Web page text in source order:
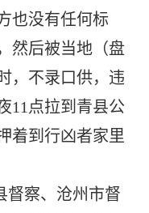
也没有任何标
然后被当地（盘
，不录口供，违
11点拉到青县公
着到行凶者家里
督察、沧州市督